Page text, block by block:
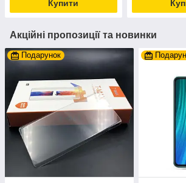
Купити
Акційні пропозиції та новинки
Подарунок